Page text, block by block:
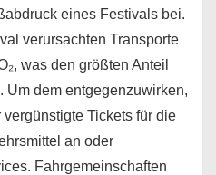
eines Festivals bei.
verursachten Transporte
was den größten Anteil
Um dem entgegenzuwirken,
Tickets für die
an oder
Fahrgemeinschaften